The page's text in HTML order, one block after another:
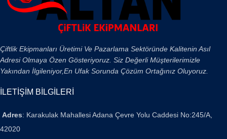
Çiftlik Ekipmanları Üretimi Ve Pazarlama Sektöründe Kalitenin Asıl
Adresi Olmaya Özen Gösteriyoruz. Siz Değerli Müşterilerimizle
Yakından İlgileniyor,En Ufak Sorunda Çözüm Ortağınız Oluyoruz.
İLETİŞİM BİLGİLERİ
Adres: Karakulak Mahallesi Adana Çevre Yolu Caddesi No:245/A,
42020